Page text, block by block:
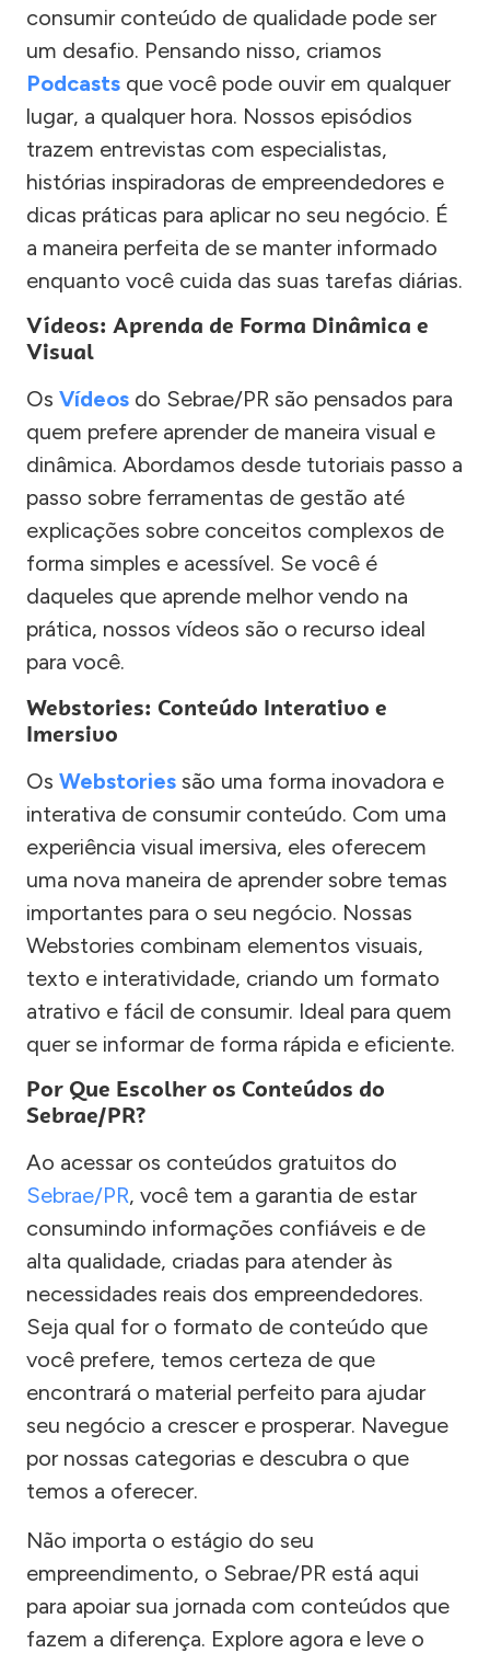
consumir conteúdo de qualidade pode ser
um desafio. Pensando nisso, criamos
Podcasts que você pode ouvir em qualquer
lugar, a qualquer hora. Nossos episódios
trazem entrevistas com especialistas,
histórias inspiradoras de empreendedores e
dicas práticas para aplicar no seu negócio. É
a maneira perfeita de se manter informado
enquanto você cuida das suas tarefas diárias.
Vídeos: Aprenda de Forma Dinâmica e
Visual
Os Vídeos do Sebrae/PR são pensados para
quem prefere aprender de maneira visual e
dinâmica. Abordamos desde tutoriais passo a
passo sobre ferramentas de gestão até
explicações sobre conceitos complexos de
forma simples e acessível. Se você é
daqueles que aprende melhor vendo na
prática, nossos vídeos são o recurso ideal
para você.
Webstories: Conteúdo Interativo e
Imersivo
Os Webstories são uma forma inovadora e
interativa de consumir conteúdo. Com uma
experiência visual imersiva, eles oferecem
uma nova maneira de aprender sobre temas
importantes para o seu negócio. Nossas
Webstories combinam elementos visuais,
texto e interatividade, criando um formato
atrativo e fácil de consumir. Ideal para quem
quer se informar de forma rápida e eficiente.
Por Que Escolher os Conteúdos do
Sebrae/PR?
Ao acessar os conteúdos gratuitos do
Sebrae/PR, você tem a garantia de estar
consumindo informações confiáveis e de
alta qualidade, criadas para atender às
necessidades reais dos empreendedores.
Seja qual for o formato de conteúdo que
você prefere, temos certeza de que
encontrará o material perfeito para ajudar
seu negócio a crescer e prosperar. Navegue
por nossas categorias e descubra o que
temos a oferecer.
Não importa o estágio do seu
empreendimento, o Sebrae/PR está aqui
para apoiar sua jornada com conteúdos que
fazem a diferença. Explore agora e leve o